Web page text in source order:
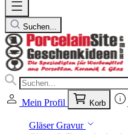
Suchen...
Mein Profil Korb
Gläser Gravur